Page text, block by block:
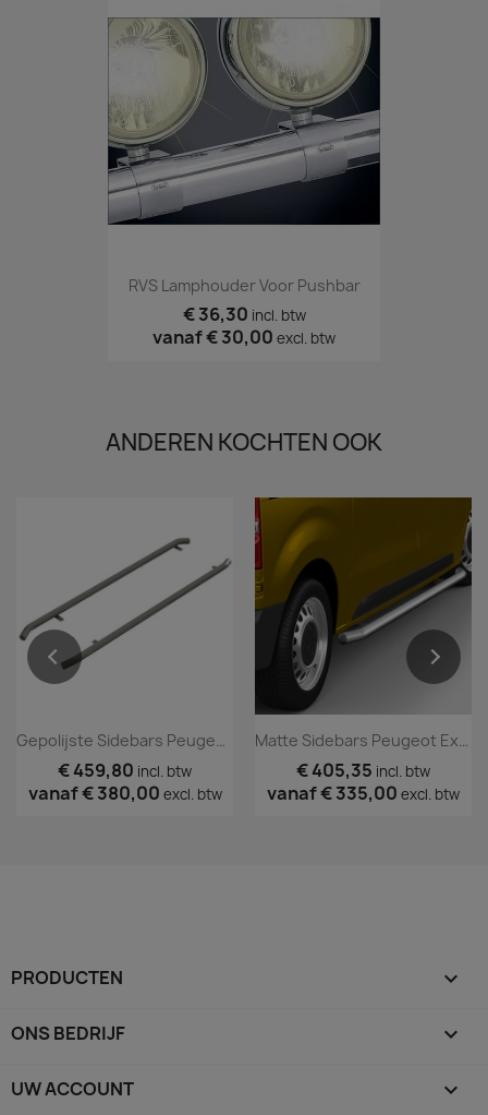
RVS Lamphouder Voor Pushbar
€ 36,30 incl. btw
vanaf€ 30,00 excl. btw
ANDEREN KOCHTEN OOK
Gepolijste Sidebars Peugeot Expert 2016+
€ 459,80 incl. btw
vanaf€ 380,00 excl. btw
Matte Sidebars Peugeot Expert 2016+
€ 405,35 incl. btw
vanaf€ 335,00 excl. btw
PRODUCTEN 
ONS BEDRIJF 
UW ACCOUNT 